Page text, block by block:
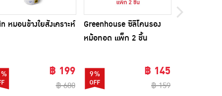
หมอนข้างใยสังเคราะห์
฿ 199
฿ 680
Greenhouse ซิลิโคนรอง
หม้อทอด แพ็ก 2 ชิ้น
9% ฿ 145
฿ 159